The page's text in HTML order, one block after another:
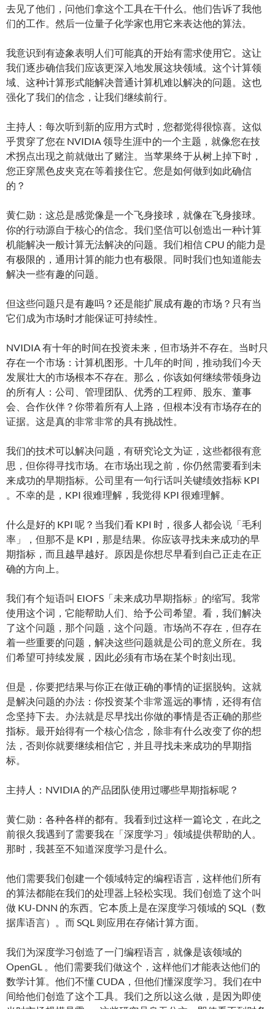
去见了他们，问他们拿这个工具在干什么。他们告诉了我他
们的工作。然后一位量子化学家也用它来表达他的算法。
我意识到有迹象表明人们可能真的开始有需求使用它。这让
我们逐步确信我们应该更深入地发展这块领域。这个计算领
域、这种计算形式能解决普通计算机难以解决的问题。这也
强化了我们的信念，让我们继续前行。
主持人：每次听到新的应用方式时，您都觉得很惊喜。这似
乎贯穿了您在 NVIDIA 领导生涯中的一个主题，就像您在技
术拐点出现之前就做出了赌注。当苹果终于从树上掉下时，
您正穿黑色皮夹克在等着接住它。您是如何做到如此确信
的？
黄仁勋：这总是感觉像是一个飞身接球，就像在飞身接球。
你的行动源自于核心的信念。我们坚信可以创造出一种计算
机能解决一般计算无法解决的问题。我们相信 CPU 的能力是
有极限的，通用计算的能力也有极限。同时我们也知道能去
解决一些有趣的问题。
但这些问题只是有趣吗？还是能扩展成有趣的市场？只有当
它们成为市场时才能保证可持续性。
NVIDIA 有十年的时间在投资未来，但市场并不存在。当时只
存在一个市场：计算机图形。十几年的时间，推动我们今天
发展壮大的市场根本不存在。那么，你该如何继续带领身边
的所有人：公司、管理团队、优秀的工程师、股东、董事
会、合作伙伴？你带着所有人上路，但根本没有市场存在的
证据。这是真的非常非常的具有挑战性。
我们的技术可以解决问题，有研究论文为证，这些都很有意
思，但你得寻找市场。在市场出现之前，你仍然需要看到未
来成功的早期指标。公司里有一句行话叫关键绩效指标 KPI
。不幸的是，KPI 很难理解，我觉得 KPI 很难理解。
什么是好的 KPI 呢？当我们看 KPI 时，很多人都会说「毛利
率」，但那不是 KPI，那是结果。你应该寻找未来成功的早
期指标，而且越早越好。原因是你想尽早看到自己正走在正
确的方向上。
我们有个短语叫 EIOFS「未来成功早期指标」的缩写。我常
使用这个词，它能帮助人们、给予公司希望。看，我们解决
了这个问题，那个问题，这个问题。市场尚不存在，但存在
着一些重要的问题，解决这些问题就是公司的意义所在。我
们希望可持续发展，因此必须有市场在某个时刻出现。
但是，你要把结果与你正在做正确的事情的证据脱钩。这就
是解决问题的办法：你投资某个非常遥远的事情，还得有信
念坚持下去。办法就是尽早找出你做的事情是否正确的那些
指标。最开始得有一个核心信念，除非有什么改变了你的想
法，否则你就要继续相信它，并且寻找未来成功的早期指
标。
主持人：NVIDIA 的产品团队使用过哪些早期指标呢？
黄仁勋：各种各样的都有。我看到过这样一篇论文，在此之
前很久我遇到了需要我在「深度学习」领域提供帮助的人。
那时，我甚至不知道深度学习是什么。
他们需要我们创建一个领域特定的编程语言，这样他们所有
的算法都能在我们的处理器上轻松实现。我们创造了这个叫
做 KU-DNN 的东西。它本质上是在深度学习领域的 SQL（数
据库语言）。而 SQL 则应用在存储计算方面。
我们为深度学习创造了一门编程语言，就像是该领域的
OpenGL 。他们需要我们做这个，这样他们才能表达他们的
数学计算。他们不懂 CUDA，但他们懂深度学习。我们在中
间给他们创造了这个工具。我们之所以这么做，是因为即使